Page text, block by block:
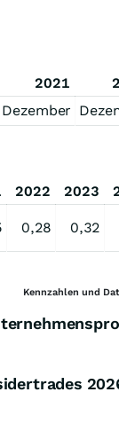
2021
Dezember
2022 2023
0,28 0,32
Kennzahlen und